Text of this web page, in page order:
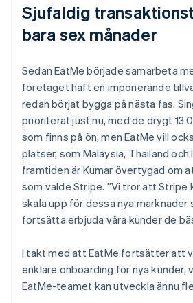
Sjufaldig
bara sex månader
Sedan EatMe började samarbeta
företaget haft en imponerande
redan börjat bygga på nästa fas.
prioriterat just nu, med de drygt 13
som finns på ön, men EatMe vill
platser, som Malaysia, Thailand och
framtiden är Kumar övertygad om
som valde Stripe. ”Vi tror att Stripe
skala upp för dessa nya marknader
fortsätta erbjuda våra kunder de
I takt med att EatMe fortsätter att
enklare onboarding för nya kunder,
EatMe-teamet kan utveckla ännu